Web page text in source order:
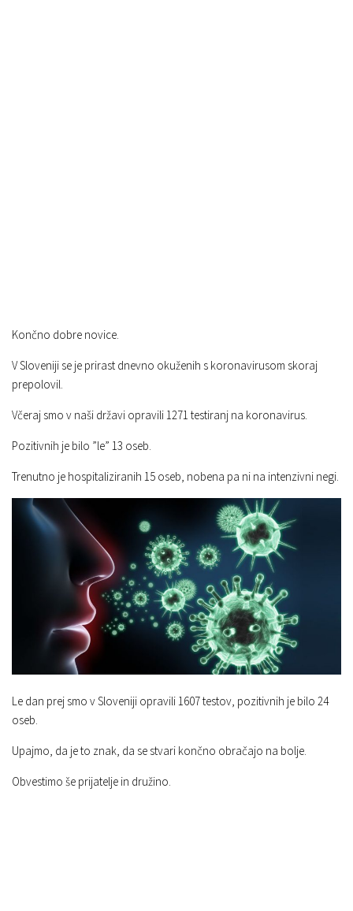
Končno dobre novice.
V Sloveniji se je prirast dnevno okuženih s koronavirusom skoraj
prepolovil.
Včeraj smo v naši državi opravili 1271 testiranj na koronavirus.
Pozitivnih je bilo ”le” 13 oseb.
Trenutno je hospitaliziranih 15 oseb, nobena pa ni na intenzivni negi.
Le dan prej smo v Sloveniji opravili 1607 testov, pozitivnih je bilo 24
oseb.
Upajmo, da je to znak, da se stvari končno obračajo na bolje.
Obvestimo še prijatelje in družino.